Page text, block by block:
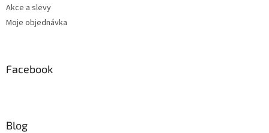
Akce a slevy
Moje objednávka
Facebook
Blog